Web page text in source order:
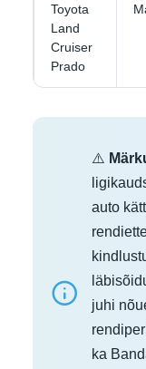
Toyota
Land
Cruiser
Prado
⚠️
auto
juhi
ka